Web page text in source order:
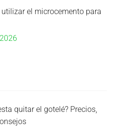
el microcemento para
quitar el gotelé? Precios,